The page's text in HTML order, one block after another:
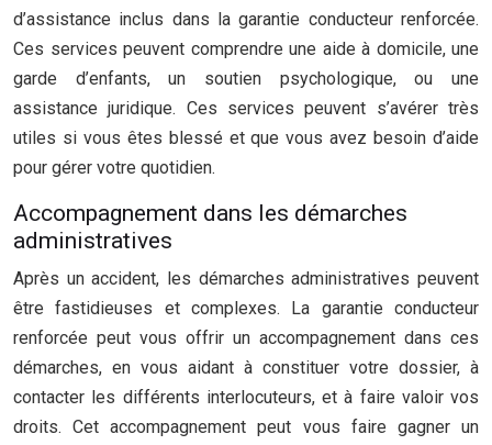
d’assistance inclus dans la garantie conducteur renforcée.
Ces services peuvent comprendre une aide à domicile, une
garde d’enfants, un soutien psychologique, ou une
assistance juridique. Ces services peuvent s’avérer très
utiles si vous êtes blessé et que vous avez besoin d’aide
pour gérer votre quotidien.
Accompagnement dans les démarches
administratives
Après un accident, les démarches administratives peuvent
être fastidieuses et complexes. La garantie conducteur
renforcée peut vous offrir un accompagnement dans ces
démarches, en vous aidant à constituer votre dossier, à
contacter les différents interlocuteurs, et à faire valoir vos
droits. Cet accompagnement peut vous faire gagner un